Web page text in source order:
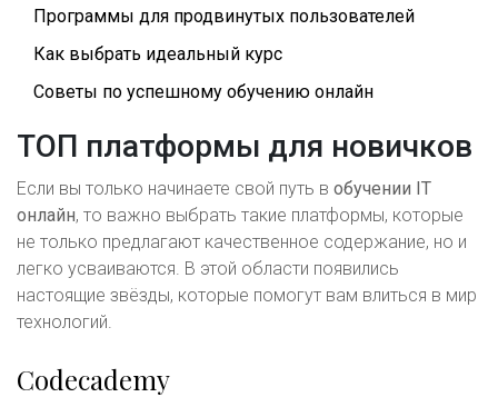
Программы для продвинутых пользователей
Как выбрать идеальный курс
Советы по успешному обучению онлайн
ТОП платформы для новичков
Если вы только начинаете свой путь в обучении IT
онлайн, то важно выбрать такие платформы, которые
не только предлагают качественное содержание, но и
легко усваиваются. В этой области появились
настоящие звёзды, которые помогут вам влиться в мир
технологий.
Codecademy